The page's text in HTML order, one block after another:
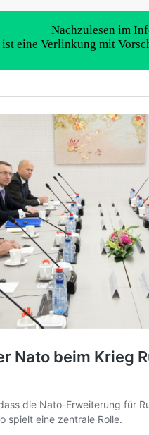
Nachzulesen im
eine Verlinkung mit